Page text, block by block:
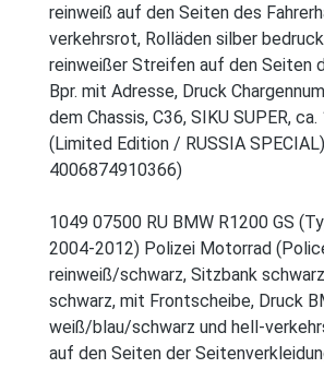
reinweiß auf den Seiten des
verkehrsrot, Rolläden silber
reinweißer Streifen auf den Seiten
Bpr. mit Adresse, Druck
dem Chassis, C36, SIKU SUPER,
(Limited Edition / RUSSIA
4006874910366)
1049 07500 RU BMW R1200 GS
2004-2012) Polizei Motorrad
reinweiß/schwarz, Sitzbank
schwarz, mit Frontscheibe, Druck
weiß/blau/schwarz und hell-
auf den Seiten der